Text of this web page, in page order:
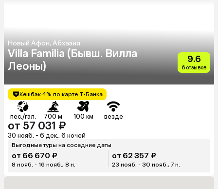
Новый Афон, Абхазия
Villa Familia (Бывш. Вилла
Леоны)
9.6
6 отзывов
Кешбэк 4% по карте Т-Банка
пес./гал. 700 м 100 км везде
от 57 031 ₽
30 нояб. - 6 дек., 6 ночей
Выгодные туры на соседние даты
от 66 670 ₽
8 нояб. - 16 нояб., 8 н.
от 62 357 ₽
23 нояб. - 30 нояб., 7 н.